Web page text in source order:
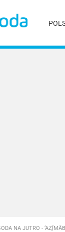
NA JUTRO -